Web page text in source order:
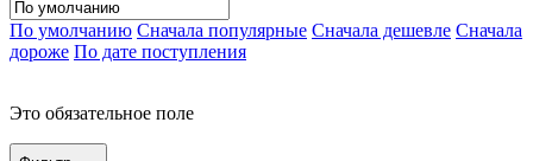
По умолчанию Сначала популярные Сначала дешевле Сначала
дороже По дате поступления
Это обязательное поле